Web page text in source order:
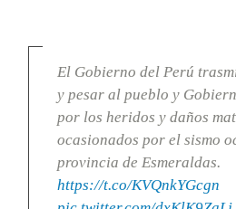
El Gobierno del Perú
y pesar al pueblo y
por los heridos y daños
ocasionados por el sismo
provincia de Esmeraldas.
https://t.co/KVQnkYGcgn